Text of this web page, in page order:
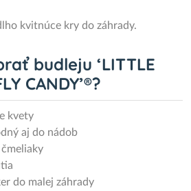
kvitnúce kry do záhrady.
budleju ‘LITTLE
CANDY’®?
kvety
aj do nádob
do malej záhrady